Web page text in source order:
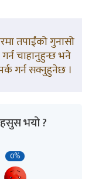
तपाईंको गुनासो
चाहानुहुन्छ भने
गर्न सक्नुहुनेछ ।
भयो ?
0%